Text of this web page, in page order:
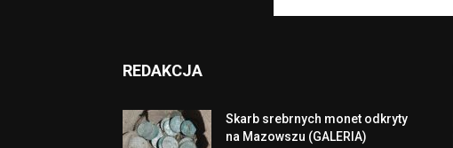
REDAKCJA
Skarb srebrnych monet odkryty
na Mazowszu (GALERIA)